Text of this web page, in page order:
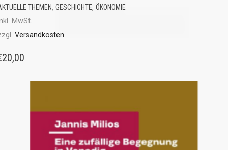
THEMEN, GESCHICHTE, ÖKONOMIE
MwSt.
Versandkosten
20,00